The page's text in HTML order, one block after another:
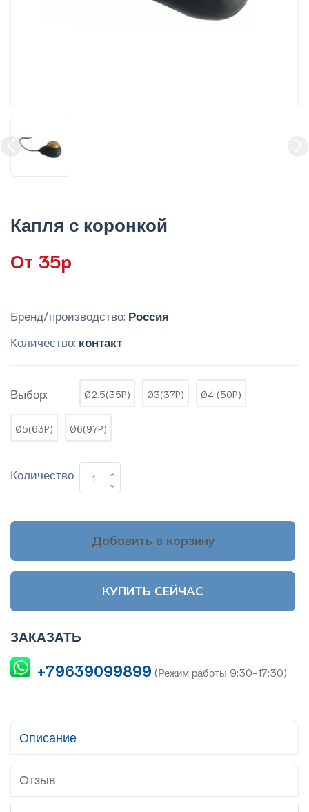
Капля с коронкой
От 35p
Бренд/производство: Россия
Количество: контакт
Выбор: Ø2.5(35P) Ø3(37P) Ø4 (50P)
Ø5(63P) Ø6(97P)
Количество
Добавить в корзину
КУПИТЬ СЕЙЧАС
ЗАКАЗАТЬ
+79639099899 (Режим работы 9:30-17:30)
Описание
Отзыв